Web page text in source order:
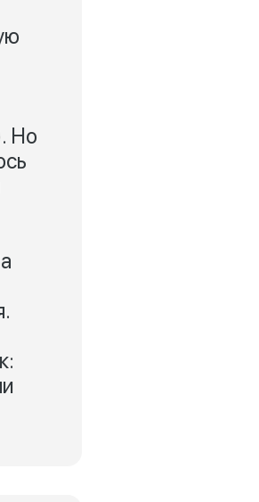
Но